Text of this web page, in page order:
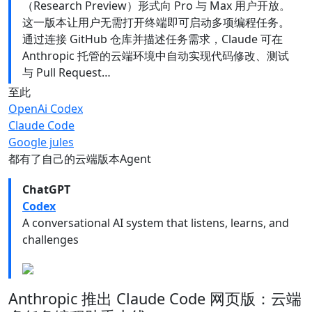
（Research Preview）形式向 Pro 与 Max 用户开放。
这一版本让用户无需打开终端即可启动多项编程任务。
通过连接 GitHub 仓库并描述任务需求，Claude 可在
Anthropic 托管的云端环境中自动实现代码修改、测试
与 Pull Request…
至此
OpenAi Codex
Claude Code
Google jules
都有了自己的云端版本Agent
ChatGPT
Codex
A conversational AI system that listens, learns, and
challenges
Anthropic 推出 Claude Code 网页版：云端